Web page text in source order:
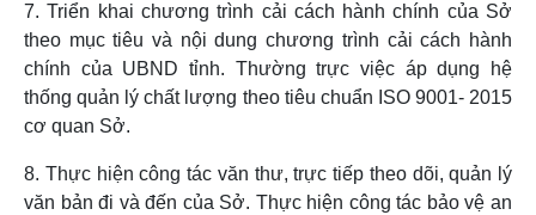
7. Triển khai chương trình cải cách hành chính của Sở
theo mục tiêu và nội dung chương trình cải cách hành
chính của UBND tỉnh. Thường trực việc áp dụng hệ
thống quản lý chất lượng theo tiêu chuẩn ISO 9001- 2015
cơ quan Sở.
8. Thực hiện công tác văn thư, trực tiếp theo dõi, quản lý
văn bản đi và đến của Sở. Thực hiện công tác bảo vệ an